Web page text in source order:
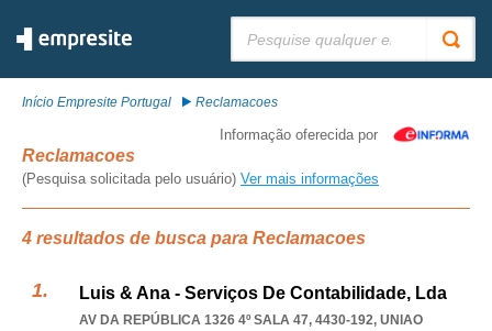
Início Empresite Portugal Reclamacoes
Informação oferecida por
Reclamacoes
(Pesquisa solicitada pelo usuário) Ver mais informações
4 resultados de busca para Reclamacoes
Luis & Ana - Serviços De Contabilidade, Lda
AV DA REPÚBLICA 1326 4º SALA 47, 4430-192, UNIAO